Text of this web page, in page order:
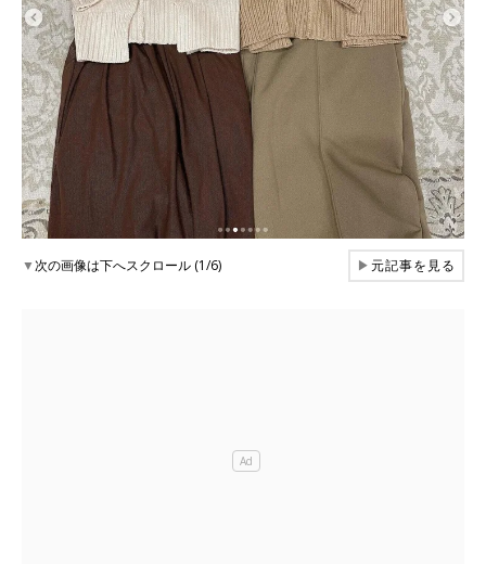
▼次の画像は下へスクロール (1/6) ▶元記事を見る